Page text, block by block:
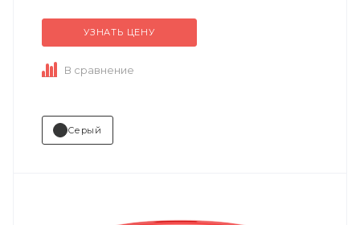
навигации и управления транспортными...
УЗНАТЬ ЦЕНУ
В сравнение
Серый